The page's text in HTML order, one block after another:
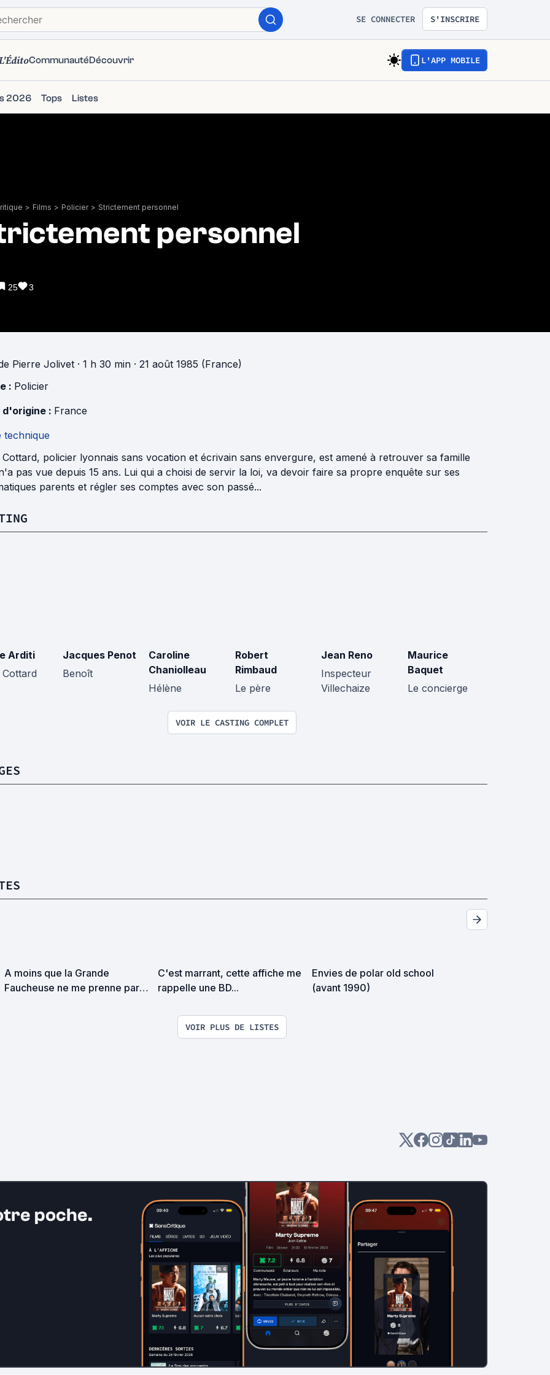
SE CONNECTER S'INSCRIRE
CommunautéDécouvrir L'APP MOBILE
2026 Tops Listes
> Films > Policier > Strictement personnel
personnel
25 3
Pierre Jolivet · 1 h 30 min · 21 août 1985 (France)
: Policier
d'origine : France
technique
policier lyonnais sans vocation et écrivain sans envergure, est amené à retrouver sa famille
pas vue depuis 15 ans. Lui qui a choisi de servir la loi, va devoir faire sa propre enquête sur ses
parents et régler ses comptes avec son passé...
Arditi
Jacques Penot
Benoît
Caroline
Chaniolleau
Hélène
Robert
Rimbaud
Le père
Jean Reno
Inspecteur
Villechaize
Maurice
Baquet
Le concierge
VOIR LE CASTING COMPLET
A moins que la Grande
Faucheuse ne me prenne par
C'est marrant, cette affiche me
rappelle une BD...
Envies de polar old school
(avant 1990)
VOIR PLUS DE LISTES
poche.